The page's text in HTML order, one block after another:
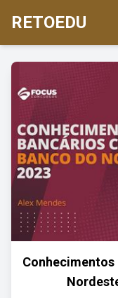
RETOEDU
Conhecimentos